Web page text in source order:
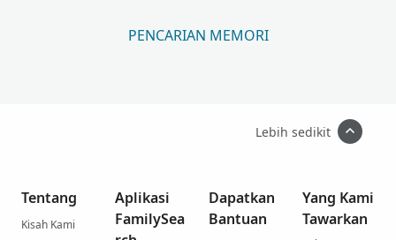
PENCARIAN MEMORI
Lebih sedikit
Tentang
Kisah Kami
Aplikasi
FamilySea
Dapatkan
Bantuan
Yang Kami
Tawarkan